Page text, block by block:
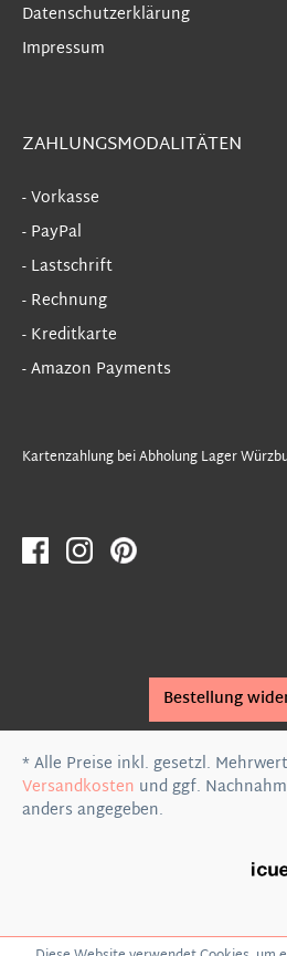
Datenschutzerklärung
Impressum
ZAHLUNGSMODALITÄTEN
- Vorkasse
- PayPal
- Lastschrift
- Rechnung
- Kreditkarte
- Amazon Payments
Kartenzahlung bei Abholung Lager
Bestellung
* Alle Preise inkl. gesetzl.
Versandkosten und ggf.
anders angegeben.